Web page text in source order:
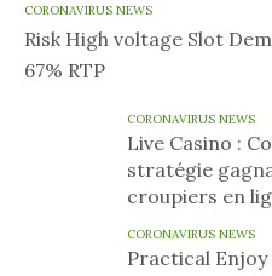
CORONAVIRUS NEWS
Risk High voltage Slot
67% RTP
CORONAVIRUS NEWS
Live Casino :
stratégie
croupiers en
CORONAVIRUS NEWS
Practical